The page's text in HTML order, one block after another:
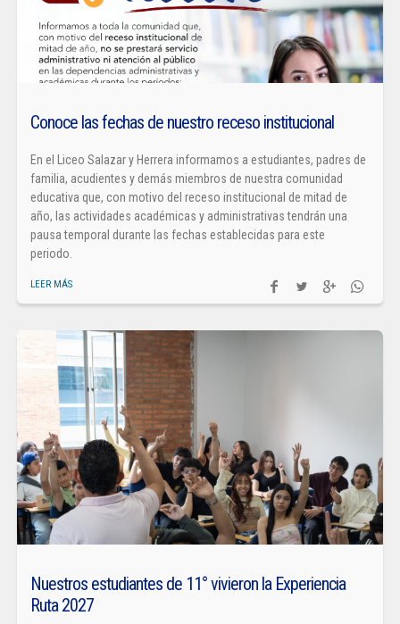
Conoce las fechas de nuestro receso institucional
En el Liceo Salazar y Herrera informamos a estudiantes, padres de
familia, acudientes y demás miembros de nuestra comunidad
educativa que, con motivo del receso institucional de mitad de
año, las actividades académicas y administrativas tendrán una
pausa temporal durante las fechas establecidas para este
periodo.
LEER MÁS
Nuestros estudiantes de 11° vivieron la Experiencia
Ruta 2027